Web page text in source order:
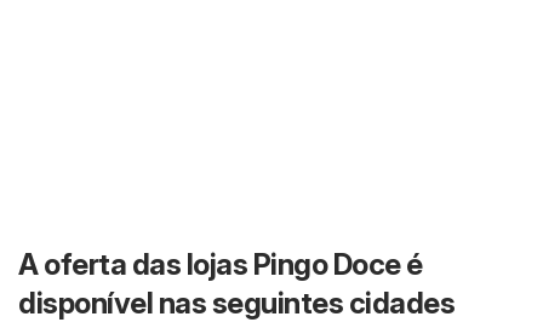
A oferta das lojas Pingo Doce é
disponível nas seguintes cidades